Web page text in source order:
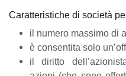
Caratteristiche di società
il numero massimo di
è consentita solo
il diritto